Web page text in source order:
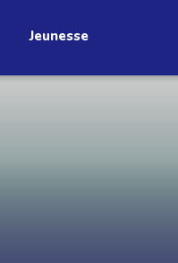
notre
Jeunesse